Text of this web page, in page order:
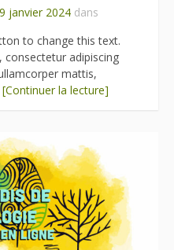
janvier 2024 dans
to change this text.
adipiscing
mattis,
[Continuer la lecture]